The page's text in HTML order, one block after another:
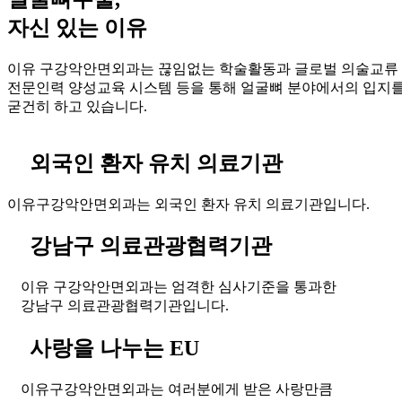
자신 있는 이유
이유 구강악안면외과는 끊임없는 학술활동과 글로벌 의술교류
전문인력 양성교육 시스템 등을 통해 얼굴뼈 분야에서의 입지
굳건히 하고 있습니다.
외국인 환자 유치 의료기관
이유구강악안면외과는 외국인 환자 유치 의료기관입니다.
강남구 의료관광협력기관
이유 구강악안면외과는 엄격한 심사기준을 통과한
강남구 의료관광협력기관입니다.
사랑을 나누는 EU
이유구강악안면외과는 여러분에게 받은 사랑만큼